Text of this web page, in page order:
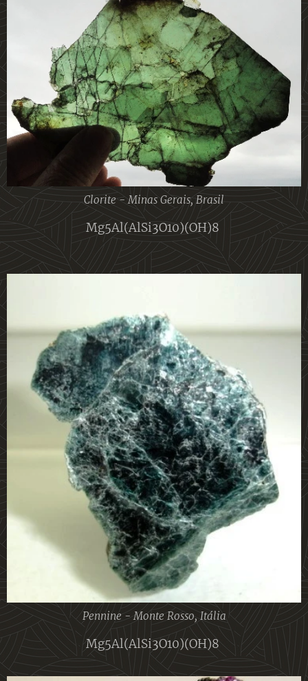
Clorite - Minas Gerais, Brasil
Mg5Al(AlSi3O10)(OH)8
Pennine - Monte Rosso, Itália
Mg5Al(AlSi3O10)(OH)8